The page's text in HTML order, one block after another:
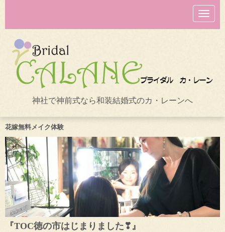
N
a
v
o
n
神社で神前式なら和装結婚式のカ・レーンへ
花嫁無料メイク体験
『TOC徳の市はじまりました❣』